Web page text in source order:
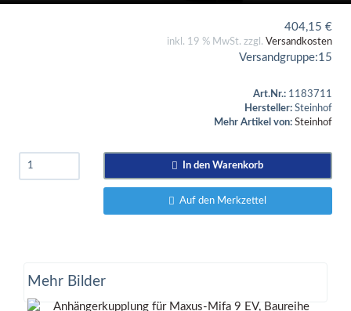
404,15 €
inkl. 19 % MwSt. zzgl. Versandkosten
Versandgruppe:15
Art.Nr.: 1183711
Hersteller: Steinhof
Mehr Artikel von: Steinhof
In den Warenkorb
Auf den Merkzettel
Mehr Bilder